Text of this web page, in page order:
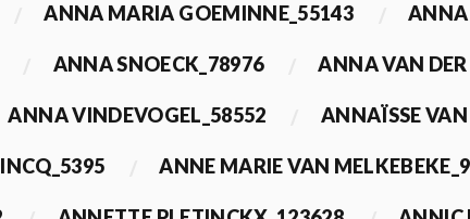
ANNA MARIA GOEMINNE_55143 ANNA
ANNA SNOECK_78976 ANNA VAN
ANNA VINDEVOGEL_58552 ANNAÏSSE
ANNE MARIE VAN